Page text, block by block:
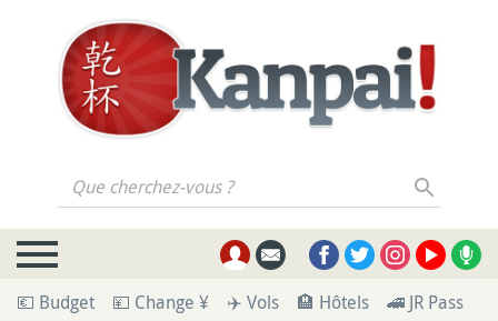
Que cherchez-vous ?
💶 Budget 💴 Change ¥ ✈️ Vols 🏨 Hôtels 🚄 JR Pass